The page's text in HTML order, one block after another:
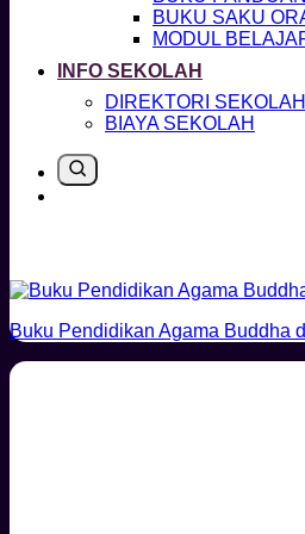
BUKU SAKU
MODUL
INFO SEKOLAH
DIREKTORI SEKOLAH
BIAYA SEKOLAH
Buku Pendidikan Agama Buddha